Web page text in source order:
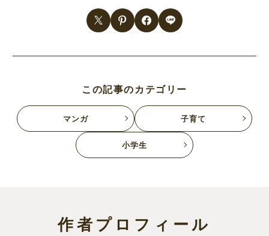
この記事のカテゴリー
マンガ 子育て
小学生
作者プロフィール